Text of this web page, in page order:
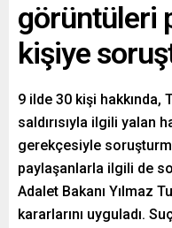
görüntüleri
kişiye
9 ilde 30 kişi hakkında,
saldırısıyla ilgili yalan
gerekçesiyle
paylaşanlarla ilgili de
Adalet Bakanı Yılmaz
kararlarını uyguladı.